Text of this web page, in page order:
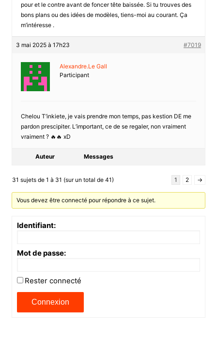
pour et le contre avant de foncer tête baissée. Si tu trouves des
bons plans ou des idées de modèles, tiens-moi au courant. Ça
m’intéresse .
3 mai 2025 à 17h23 #7019
Alexandre.Le Gall
Participant
Chelou T’inkiete, je vais prendre mon temps, pas kestion DE me
pardon prescipiter. L’important, ce de se regaler, non vraiment
vraiment ? 🔥🔥 xD
Auteur Messages
31 sujets de 1 à 31 (sur un total de 41) 1 2 →
Vous devez être connecté pour répondre à ce sujet.
Identifiant:
Mot de passe:
Rester connecté
Connexion